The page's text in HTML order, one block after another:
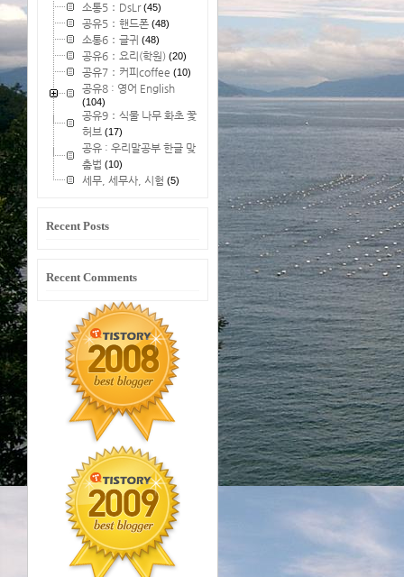
소통5：DsLr(45)
공유5：핸드폰 (48)
소통6：글귀 (48)
공유6：요리(학원) (20)
공유7：커피coffee (10)
공유8 : 영어 English
(104)
공유9：식물 나무 화초 꽃
허브 (17)
공유 : 우리말공부 한글 맞
춤법 (10)
세무, 세무사, 시험 (5)
Recent Posts
Recent Comments